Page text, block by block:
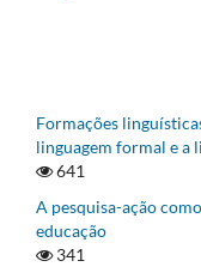
Formações
linguagem formal e a
641
A pesquisa-ação
educação
341